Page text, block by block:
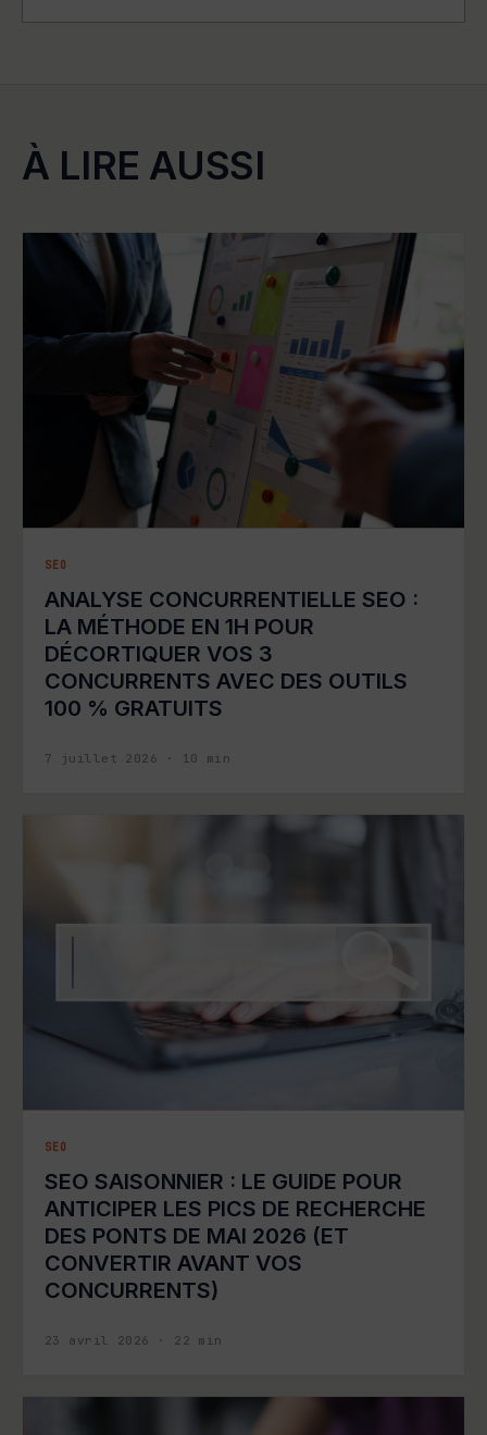
À LIRE AUSSI
SEO
ANALYSE CONCURRENTIELLE SEO :
LA MÉTHODE EN 1H POUR
DÉCORTIQUER VOS 3
CONCURRENTS AVEC DES OUTILS
100 % GRATUITS
7 juillet 2026 · 10 min
SEO
SEO SAISONNIER : LE GUIDE POUR
ANTICIPER LES PICS DE RECHERCHE
DES PONTS DE MAI 2026 (ET
CONVERTIR AVANT VOS
CONCURRENTS)
23 avril 2026 · 22 min